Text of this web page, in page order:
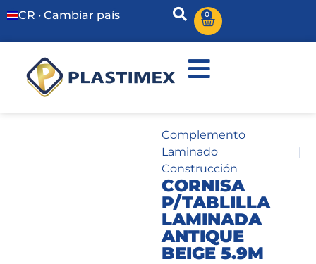
CR · Cambiar país 0
Complemento
Laminado|
Construcción
CORNISA
P/TABLILLA
LAMINADA
ANTIQUE
BEIGE 5.9M